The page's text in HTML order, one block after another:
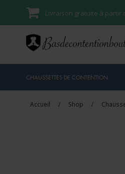
Livraison gratuite à partir
CHAUSSETTES DE CONTENTION
Accueil / Shop /